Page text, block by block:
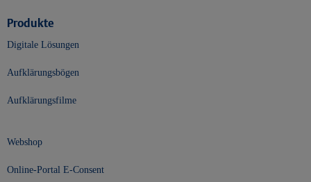
Produkte
Digitale Lösungen
Aufklärungsbögen
Aufklärungsfilme
Webshop
Online-Portal E-Consent